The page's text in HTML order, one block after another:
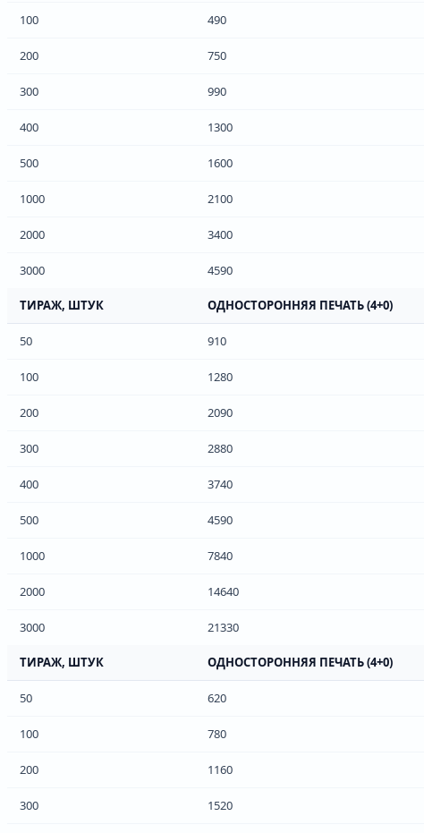
100 490
200 750
300 990
400 1300
500 1600
1000 2100
2000 3400
3000 4590
ТИРАЖ, ШТУК ОДНОСТОРОННЯЯ ПЕЧАТЬ (4+0)
50 910
100 1280
200 2090
300 2880
400 3740
500 4590
1000 7840
2000 14640
3000 21330
ТИРАЖ, ШТУК ОДНОСТОРОННЯЯ ПЕЧАТЬ (4+0)
50 620
100 780
200 1160
300 1520